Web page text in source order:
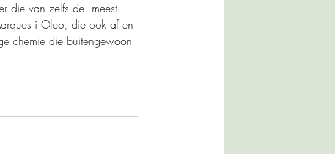
die van zelfs de  meest
i Oleo, die ook af en
chemie die buitengewoon